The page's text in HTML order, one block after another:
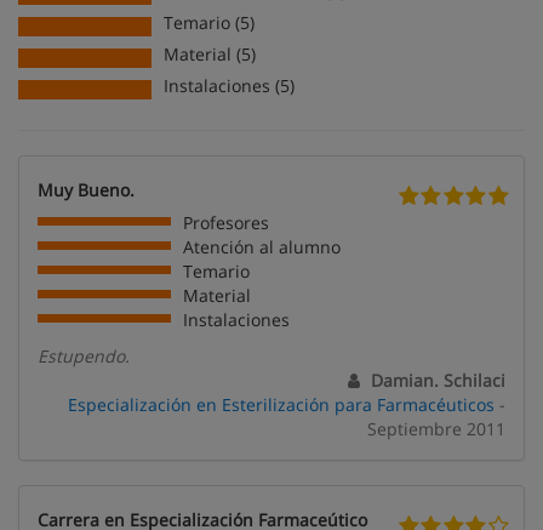
Temario (5)
Material (5)
Instalaciones (5)
Muy Bueno.
Profesores
Atención al alumno
Temario
Material
Instalaciones
Estupendo.
Damian. Schilaci
Especialización en Esterilización para Farmacéuticos -
Septiembre 2011
Carrera en Especialización Farmaceútico